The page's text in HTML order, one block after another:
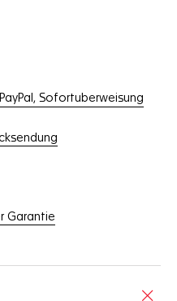
Sofortuberweisung
Garantie